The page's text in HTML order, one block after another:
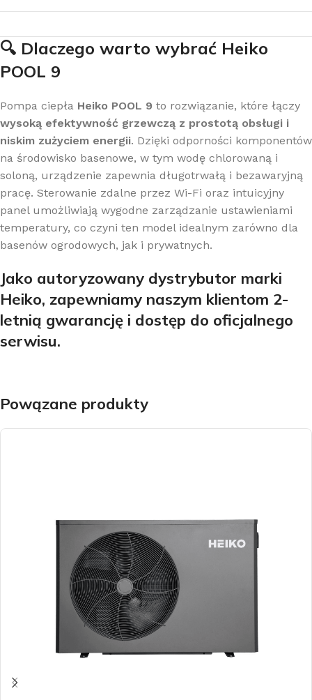
🔍 Dlaczego warto wybrać Heiko
POOL 9
Pompa ciepła Heiko POOL 9 to rozwiązanie, które łączy
wysoką efektywność grzewczą z prostotą obsługi i
niskim zużyciem energii. Dzięki odporności komponentów
na środowisko basenowe, w tym wodę chlorowaną i
soloną, urządzenie zapewnia długotrwałą i bezawaryjną
pracę. Sterowanie zdalne przez Wi-Fi oraz intuicyjny
panel umożliwiają wygodne zarządzanie ustawieniami
temperatury, co czyni ten model idealnym zarówno dla
basenów ogrodowych, jak i prywatnych.
Jako autoryzowany dystrybutor marki
Heiko, zapewniamy naszym klientom 2-
letnią gwarancję i dostęp do oficjalnego
serwisu.
Powązane produkty